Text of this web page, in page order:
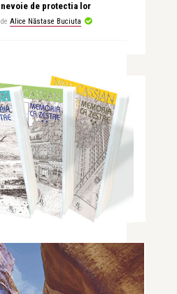
nevoie de protectia lor
de Alice Năstase Buciuta